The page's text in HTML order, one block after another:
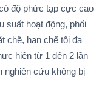
độ phức tạp cực cao
suất hoạt động, phối
chẽ, hạn chế tối đa
hiện từ 1 đến 2 lần
nghiên cứu không bị